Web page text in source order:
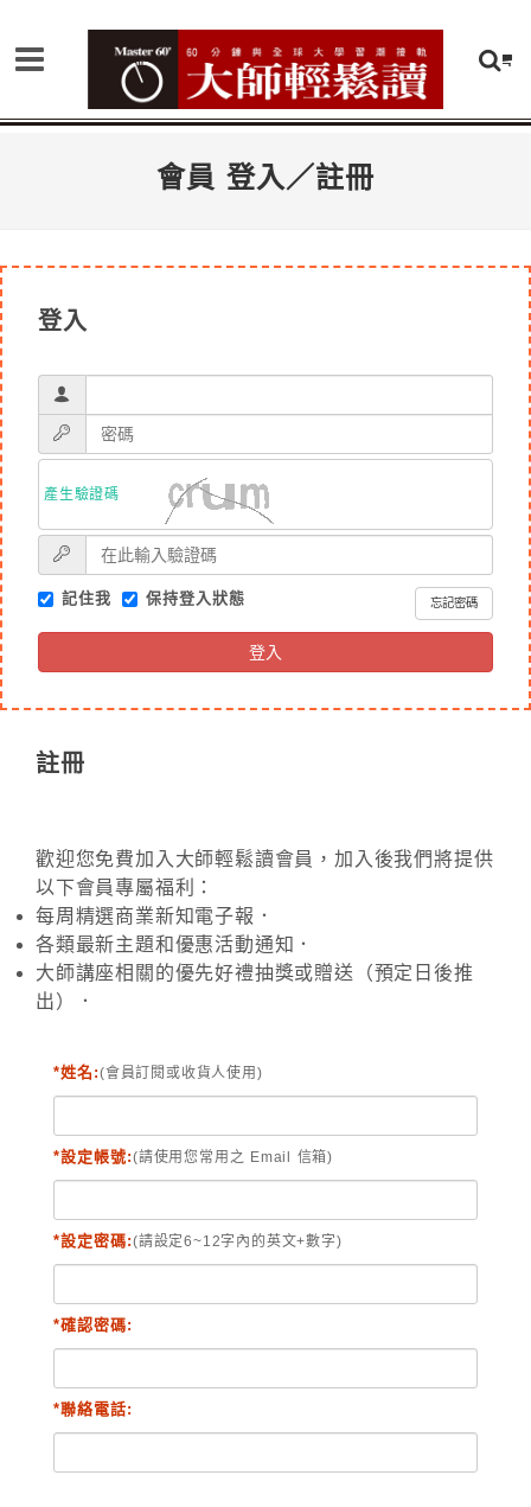
會員 登入／註冊
登入
產生驗證碼
記住我 保持登入狀態 忘記密碼
登入
註冊
歡迎您免費加入大師輕鬆讀會員，加入後我們將提供
以下會員專屬福利：
每周精選商業新知電子報．
各類最新主題和優惠活動通知．
大師講座相關的優先好禮抽獎或贈送（預定日後推
出）．
*姓名:(會員訂閱或收貨人使用)
*設定帳號:(請使用您常用之 Email 信箱)
*設定密碼:(請設定6~12字內的英文+數字)
*確認密碼:
*聯絡電話: